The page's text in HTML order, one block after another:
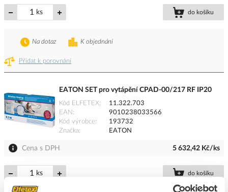
ks do košíku
Přidat k porovnání
K objednání
Na dotaz
EATON SET pro vytápění CPAD-00/217 RF IP20
Kód ELFETEX
11.322.703
EAN
9010238033566
Kód výrobce
193732
Značka
EATON
Cena s DPH 5 632,42 Kč/ks
ks do košíku